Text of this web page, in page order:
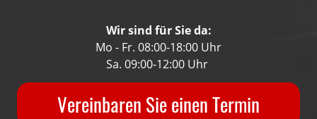
Wir sind für Sie da:
Mo - Fr. 08:00-18:00 Uhr
Sa. 09:00-12:00 Uhr
Vereinbaren Sie einen Termin